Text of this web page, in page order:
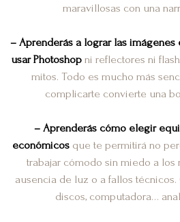
maravillosas con una
– Aprenderás a lograr las imágenes
usar Photoshop ni reflectores ni
mitos. Todo es mucho más
complicarte convierte una
– Aprenderás cómo elegir
económicos que te permitirá no
trabajar cómodo sin miedo a los
ausencia de luz o a fallos técnicos.
discos, computadora…